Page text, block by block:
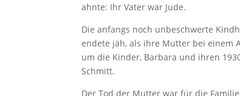
ahnte: Ihr Vater war Jude.
Die anfangs noch unbeschwerte
endete jäh, als ihre Mutter bei einem
um die Kinder, Barbara und ihren
Schmitt.
Der Tod der Mutter war für die